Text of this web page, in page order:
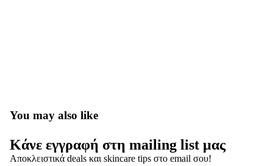
You may also like
Κάνε εγγραφή στη mailing list μας
Αποκλειστικά deals και skincare tips στο email σου!
Πολιτική απορρήτου
Πολιτική επιστροφής χρημάτων
Πληροφορίες επικοινωνίας